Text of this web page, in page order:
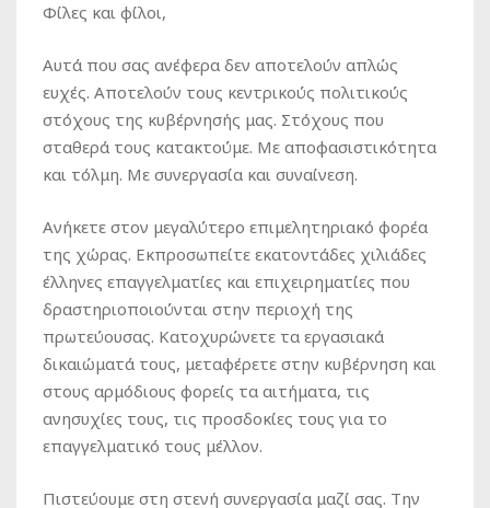
Φίλες και φίλοι,
Αυτά που σας ανέφερα δεν αποτελούν απλώς
ευχές. Αποτελούν τους κεντρικούς πολιτικούς
στόχους της κυβέρνησής μας. Στόχους που
σταθερά τους κατακτούμε. Με αποφασιστικότητα
και τόλμη. Με συνεργασία και συναίνεση.
Ανήκετε στον μεγαλύτερο επιμελητηριακό φορέα
της χώρας. Εκπροσωπείτε εκατοντάδες χιλιάδες
έλληνες επαγγελματίες και επιχειρηματίες που
δραστηριοποιούνται στην περιοχή της
πρωτεύουσας. Κατοχυρώνετε τα εργασιακά
δικαιώματά τους, μεταφέρετε στην κυβέρνηση και
στους αρμόδιους φορείς τα αιτήματα, τις
ανησυχίες τους, τις προσδοκίες τους για το
επαγγελματικό τους μέλλον.
Πιστεύουμε στη στενή συνεργασία μαζί σας. Την